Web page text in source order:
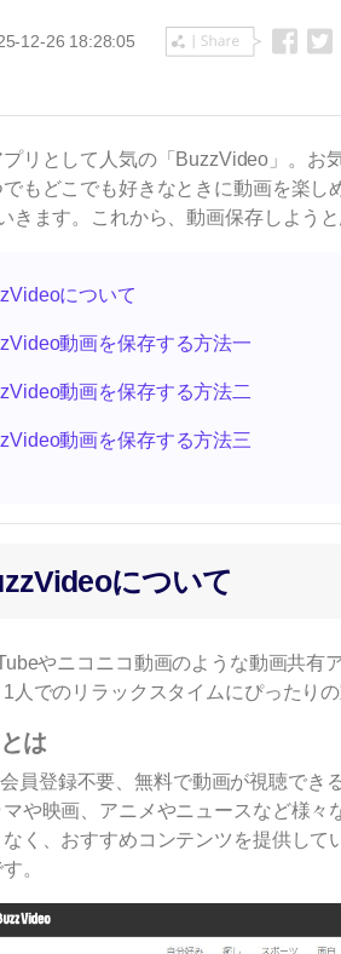
12-26 18:28:05
リとして人気の「BuzzVideo」。お
もどこでも好きなときに動画を楽
きます。これから、動画保存しよう
について
動画を保存する方法一
動画を保存する方法二
動画を保存する方法三
について
やニコニコ動画のような動画共
人でのリラックスタイムにぴったりの
は
員登録不要、無料で動画が視聴で
や映画、アニメやニュースなど様
く、おすすめコンテンツを提供し
。